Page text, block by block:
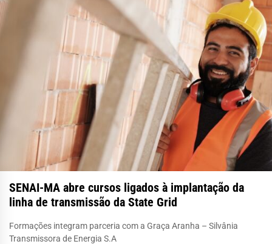
SENAI-MA abre cursos ligados à implantação da
linha de transmissão da State Grid
Formações integram parceria com a Graça Aranha – Silvânia
Transmissora de Energia S.A